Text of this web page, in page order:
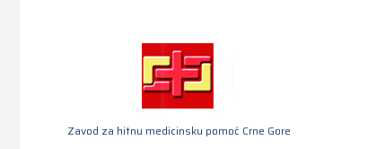
Zavod za hitnu medicinsku pomoć Crne Gore